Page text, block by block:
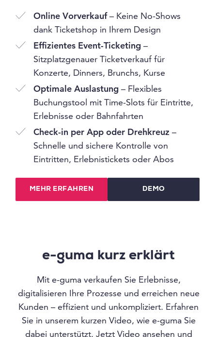
Online Vorverkauf– Keine No-Shows
dank Ticketshop in Ihrem Design
Effizientes Event-Ticketing –
Sitzplatzgenauer Ticketverkauf für
Konzerte, Dinners, Brunchs, Kurse
Optimale Auslastung – Flexibles
Buchungstool mit Time-Slots für Eintritte,
Erlebnisse oder Bahnfahrten
Check-in per App oder Drehkreuz –
Schnelle und sichere Kontrolle von
Eintritten, Erlebnistickets oder Abos
MEHR ERFAHREN DEMO
e-guma kurz erklärt
Mit e-guma verkaufen Sie Erlebnisse,
digitalisieren Ihre Prozesse und erreichen neue
Kunden – effizient und unkompliziert. Erfahren
Sie in unserem kurzen Video, wie e-guma Sie
dabei unterstützt. Jetzt Video ansehen und